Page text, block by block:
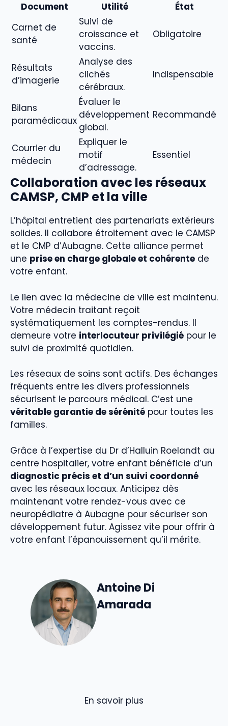
Document Utilité
État
Carnet de
santé
Suivi de
croissance et
vaccins.
Obligatoire
Résultats
d’imagerie
Analyse des
clichés
cérébraux.
Indispensable
Bilans
paramédicaux
Évaluer le
développement
global.
Recommandé
Courrier du
médecin
Expliquer le
motif
d’adressage.
Essentiel
Collaboration avec les réseaux
CAMSP, CMP et la ville
L’hôpital entretient des partenariats extérieurs
solides. Il collabore étroitement avec le CAMSP
et le CMP d’Aubagne. Cette alliance permet
une prise en charge globale et cohérente de
votre enfant.
Le lien avec la médecine de ville est maintenu.
Votre médecin traitant reçoit
systématiquement les comptes-rendus. Il
demeure votre interlocuteur privilégié pour le
suivi de proximité quotidien.
Les réseaux de soins sont actifs. Des échanges
fréquents entre les divers professionnels
sécurisent le parcours médical. C’est une
véritable garantie de sérénité pour toutes les
familles.
Grâce à l’expertise du Dr d’Halluin Roelandt au
centre hospitalier, votre enfant bénéficie d’un
diagnostic précis et d’un suivi coordonné
avec les réseaux locaux. Anticipez dès
maintenant votre rendez-vous avec ce
neuropédiatre à Aubagne pour sécuriser son
développement futur. Agissez vite pour offrir à
votre enfant l’épanouissement qu’il mérite.
Antoine Di
Amarada
En savoir plus